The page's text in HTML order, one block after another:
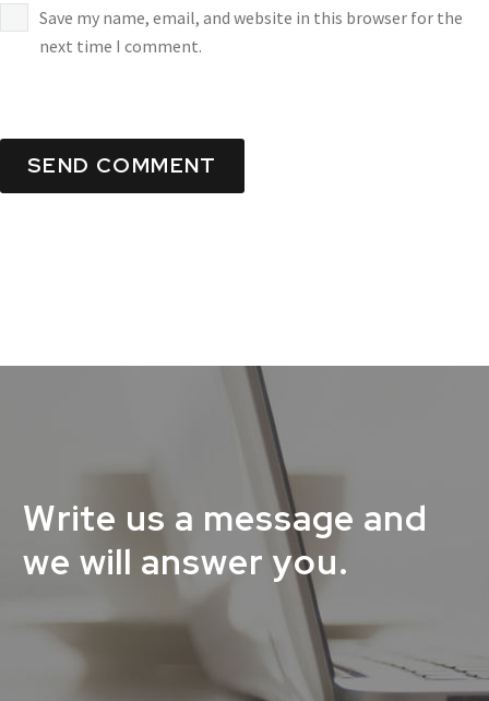
Save my name, email, and website in this browser for the
next time I comment.
SEND COMMENT
Write us a message and
we will answer you.